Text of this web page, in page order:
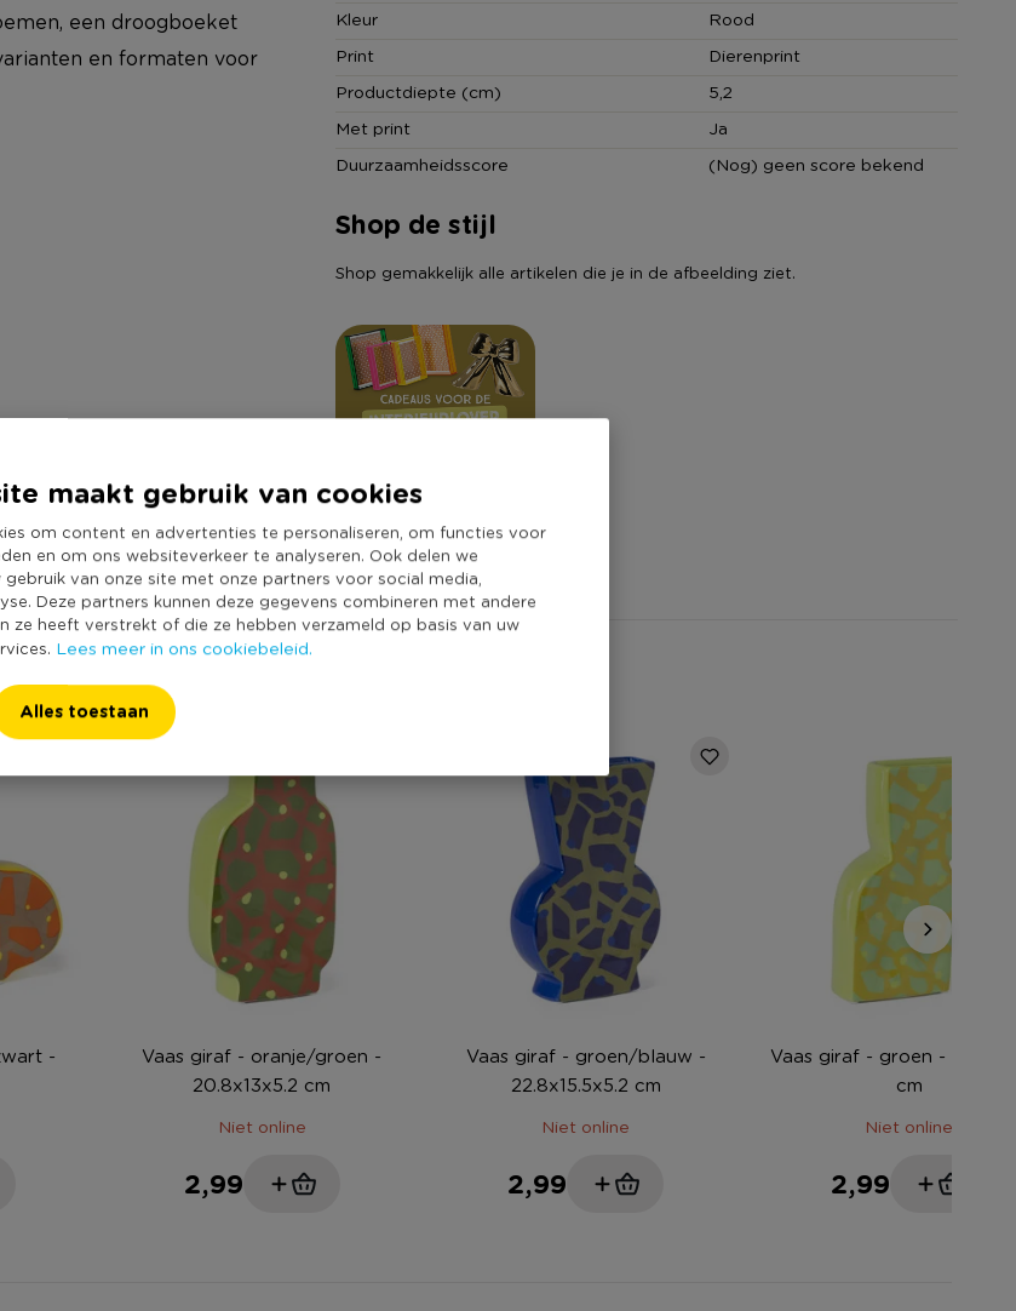
maakt gebruik van cookies
om content en advertenties te personaliseren, om functies voor
en om ons websiteverkeer te analyseren. Ook delen we
van onze site met onze partners voor social media,
Deze partners kunnen deze gegevens combineren met andere
ze heeft verstrekt of die ze hebben verzameld op basis van uw
Lees meer in ons cookiebeleid.
Alles toestaan
een droogboeket
en formaten voor
Kleur
Rood
Print
Dierenprint
Productdiepte (cm)
5,2
Met print
Ja
Duurzaamheidsscore
(Nog) geen score bekend
Shop de stijl
Shop gemakkelijk alle artikelen die je in de afbeelding ziet.
-
Vaas giraf - oranje/groen -
20.8x13x5.2 cm
Niet online
2,99
Vaas giraf - groen/blauw -
22.8x15.5x5.2 cm
Niet online
2,99
Vaas giraf - groen -
cm
Niet online
2,99